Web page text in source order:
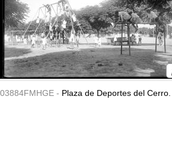
03884FMHGE - Plaza de Deportes del Cerro.